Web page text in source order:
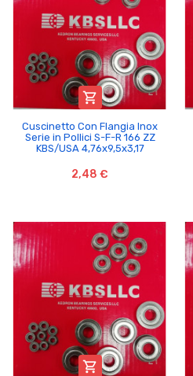

Cuscinetto Con Flangia Inox
Serie in Pollici S-F-R 166 ZZ
KBS/USA 4,76x9,5x3,17
2,48 €
